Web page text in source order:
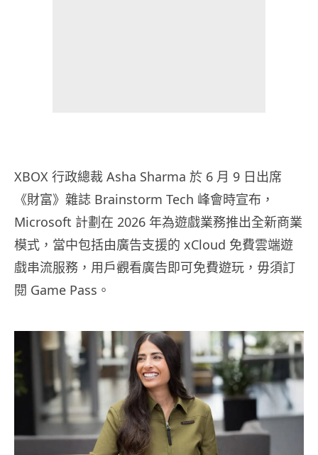
XBOX 行政總裁 Asha Sharma 於 6 月 9 日出席
《財富》雜誌 Brainstorm Tech 峰會時宣布，
Microsoft 計劃在 2026 年為遊戲業務推出全新商業
模式，當中包括由廣告支援的 xCloud 免費雲端遊
戲串流服務，用戶觀看廣告即可免費遊玩，毋須訂
閱 Game Pass。